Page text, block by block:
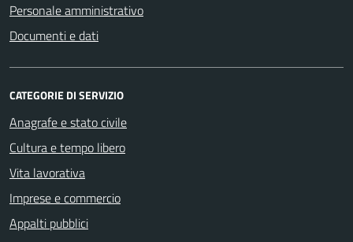
Personale amministrativo
Documenti e dati
CATEGORIE DI SERVIZIO
Anagrafe e stato civile
Cultura e tempo libero
Vita lavorativa
Imprese e commercio
Appalti pubblici